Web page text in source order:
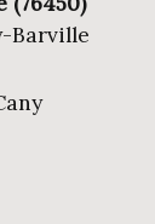
Barville